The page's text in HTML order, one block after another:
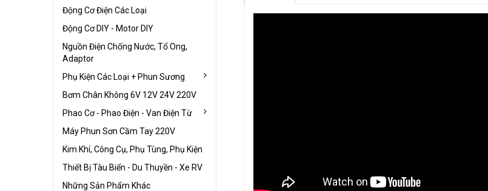
Động Cơ Điện Các Loại
Động Cơ DIY - Motor DIY
Nguồn Điện Chống Nước, Tổ Ong,
Adaptor
Phụ Kiện Các Loại + Phun Sương
Bơm Chân Không 6V 12V 24V 220V
Phao Cơ - Phao Điện - Van Điện Từ
Máy Phun Sơn Cầm Tay 220V
Kim Khí, Công Cụ, Phụ Tùng, Phụ Kiện
Thiết Bị Tàu Biển - Du Thuyền - Xe RV
Những Sản Phẩm Khác